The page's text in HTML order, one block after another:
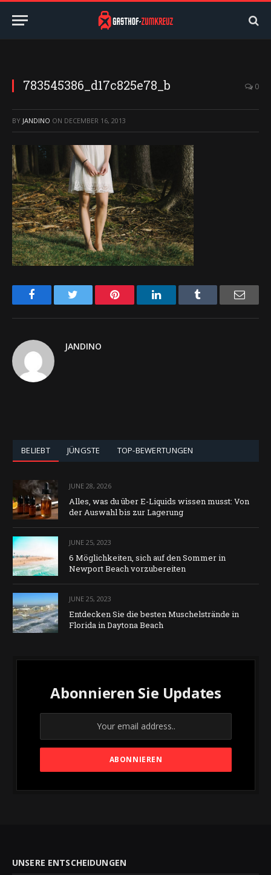
783545386_d17c825e78_b 0
BY JANDINO ON DECEMBER 16, 2013
Facebook Pinterest LinkedIn Email
JANDINO
BELIEBT JÜNGSTE TOP-BEWERTUNGEN
JUNE 28, 2026
Alles, was du über E-Liquids wissen musst: Von
der Auswahl bis zur Lagerung
JUNE 25, 2023
6 Möglichkeiten, sich auf den Sommer in
Newport Beach vorzubereiten
JUNE 25, 2023
Entdecken Sie die besten Muschelstrände in
Florida in Daytona Beach
Abonnieren Sie Updates
UNSERE ENTSCHEIDUNGEN